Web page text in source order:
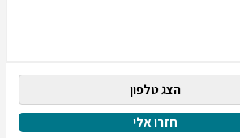
הצג טלפון
חזרו אלי